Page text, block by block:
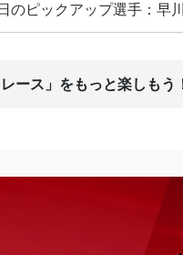
ピックアップ選手：早川
ース」をもっと楽しもう